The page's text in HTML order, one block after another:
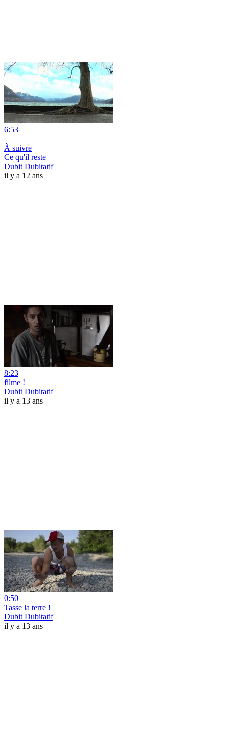
6:53
|
À suivre
Ce qu'il reste
Dubit Dubitatif
il y a 12 ans
8:23
filme !
Dubit Dubitatif
il y a 13 ans
0:50
Tasse la terre !
Dubit Dubitatif
il y a 13 ans